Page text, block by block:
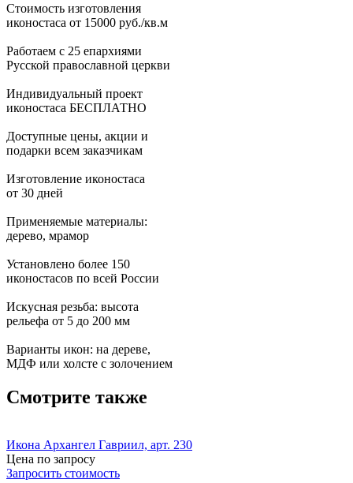
Стоимость изготовления
иконостаса от 15000 руб./кв.м
Работаем с 25 епархиями
Русской православной церкви
Индивидуальный проект
иконостаса БЕСПЛАТНО
Доступные цены, акции и
подарки всем заказчикам
Изготовление иконостаса
от 30 дней
Применяемые материалы:
дерево, мрамор
Установлено более 150
иконостасов по всей России
Искусная резьба: высота
рельефа от 5 до 200 мм
Варианты икон: на дереве,
МДФ или холсте с золочением
Смотрите также
Икона Архангел Гавриил, арт. 230
Цена по запросу
Запросить стоимость